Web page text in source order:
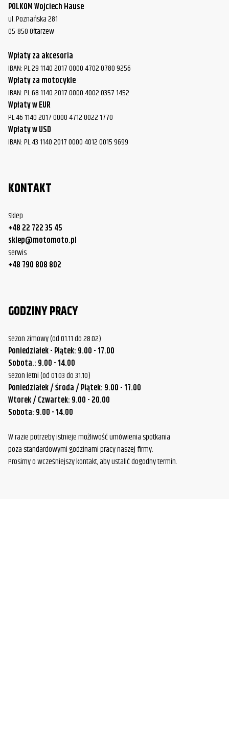
POLKOM Wojciech Hause
ul. Poznańska 281
05-850 Ołtarzew
Wpłaty za akcesoria
IBAN: PL 29 1140 2017 0000 4702 0780 9256
Wpłaty za motocykle
IBAN: PL 68 1140 2017 0000 4002 0357 1452
Wpłaty w EUR
PL 46 1140 2017 0000 4712 0022 1770
Wpłaty w USD
IBAN: PL 43 1140 2017 0000 4012 0015 9699
KONTAKT
Sklep
+48 22 722 35 45
sklep@motomoto.pl
Serwis
+48 790 808 802
GODZINY PRACY
Sezon zimowy (od 01.11 do 28.02)
Poniedziałek - Piątek: 9.00 - 17.00
Sobota.: 9.00 - 14.00
Sezon letni (od 01.03 do 31.10)
Poniedziałek / Środa / Piątek: 9.00 - 17.00
Wtorek / Czwartek: 9.00 - 20.00
Sobota: 9.00 - 14.00
W razie potrzeby istnieje możliwość umówienia spotkania
poza standardowymi godzinami pracy naszej firmy.
Prosimy o wcześniejszy kontakt, aby ustalić dogodny termin.